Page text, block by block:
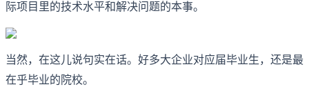
际项目里的技术水平和解决问题的本事。
当然，在这儿说句实在话。好多大企业对应届毕业生，还是最
在乎毕业的院校。